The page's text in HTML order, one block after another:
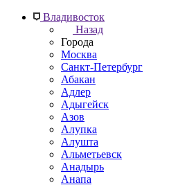
Владивосток
Назад
Города
Москва
Санкт-Петербург
Абакан
Адлер
Адыгейск
Азов
Алупка
Алушта
Альметьевск
Анадырь
Анапа